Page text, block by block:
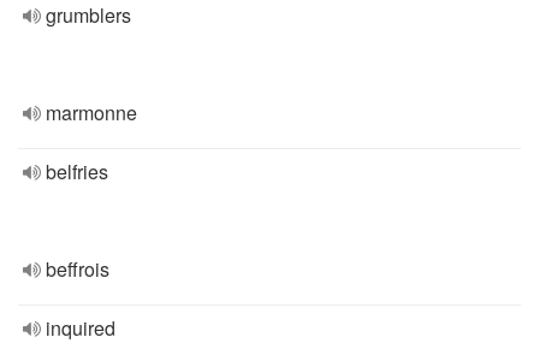
grumblers
marmonne
belfries
beffrois
inquired